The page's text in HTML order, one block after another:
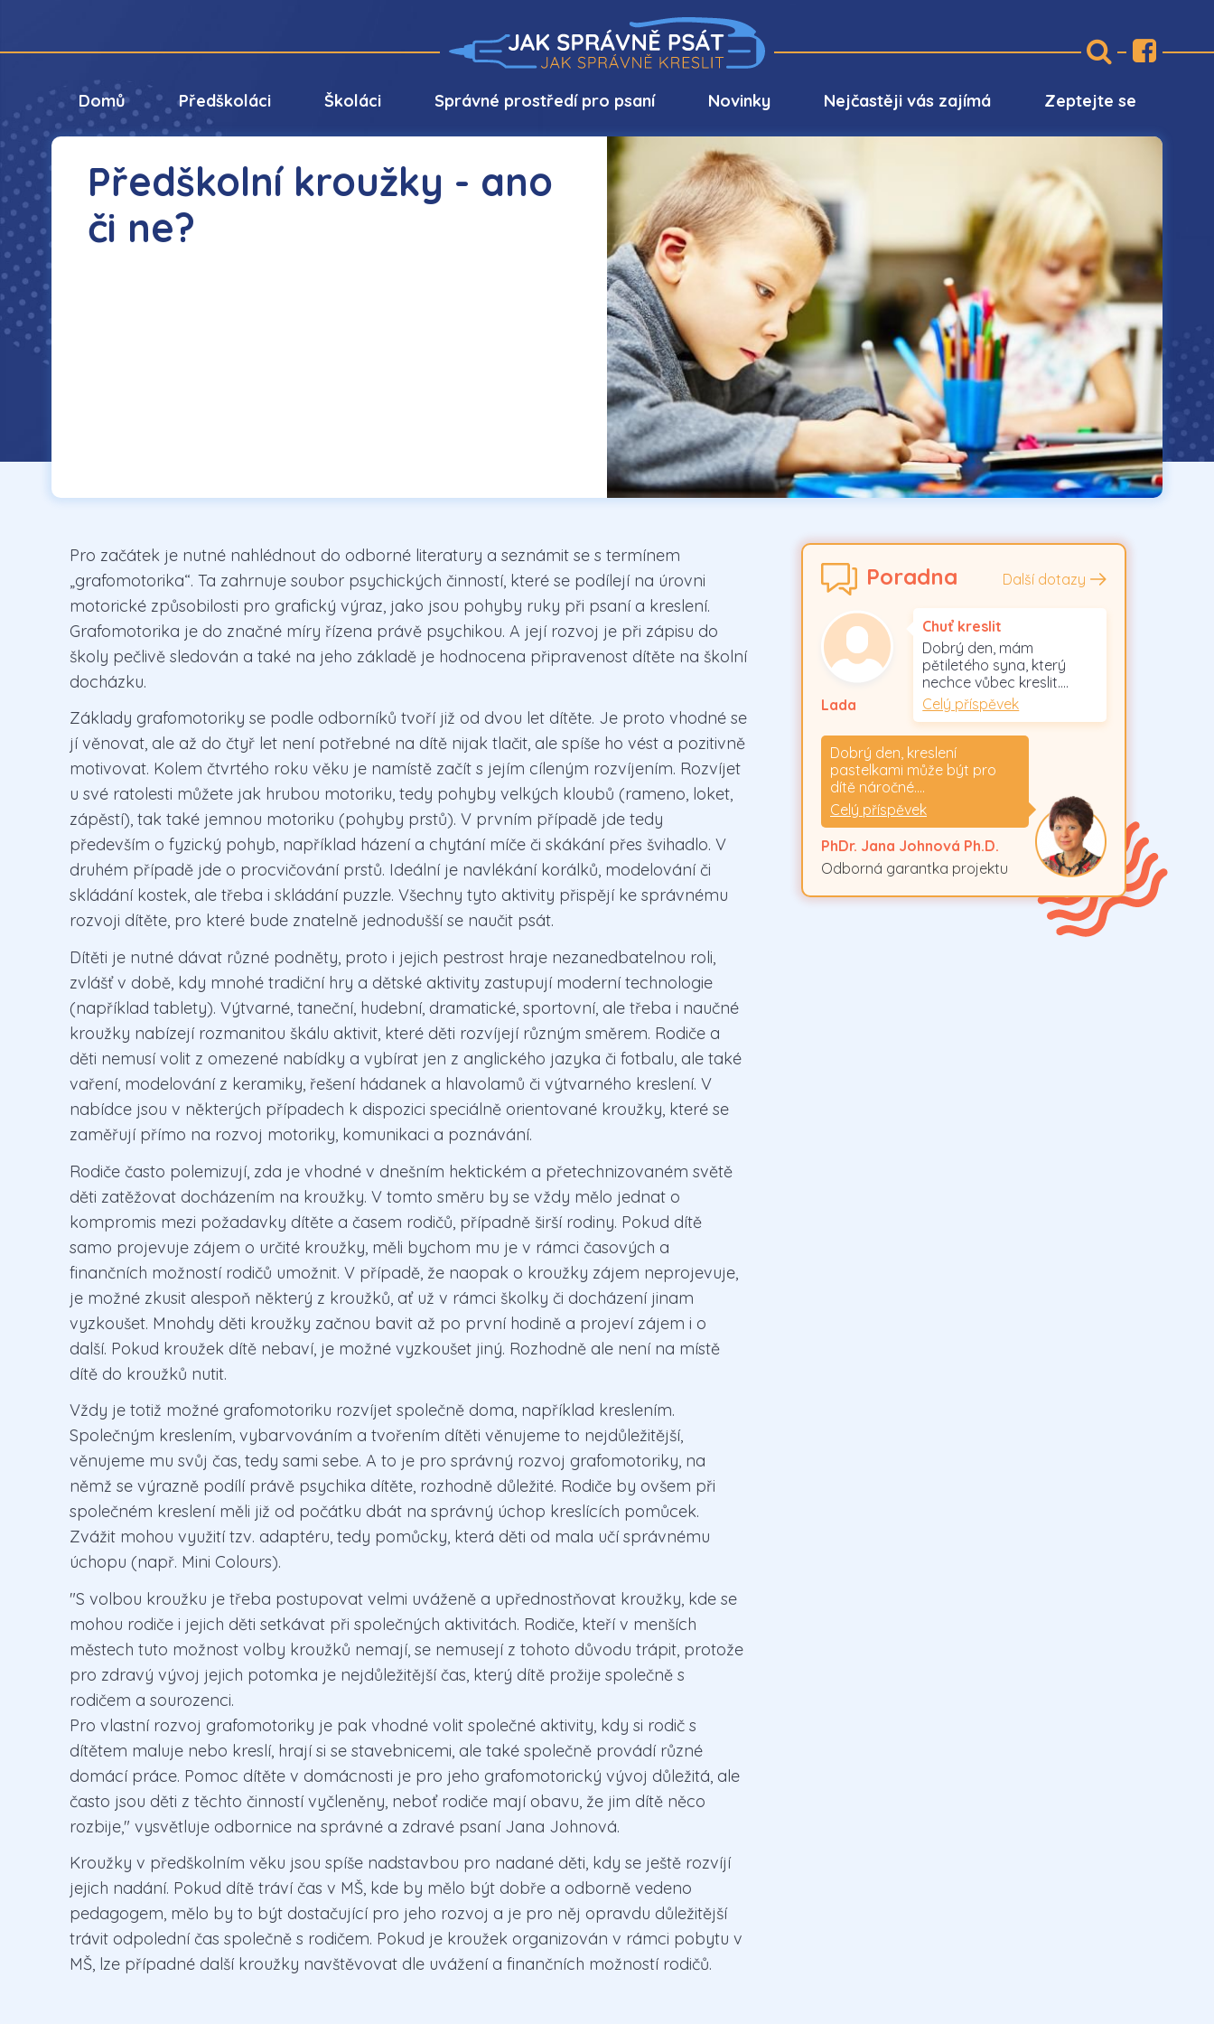
Domů Předškoláci Školáci Správné prostředí pro psaní Novinky Nejčastěji vás zajímá Zeptejte se
Předškolní kroužky - ano
či ne?
Pro začátek je nutné nahlédnout do odborné literatury a seznámit se s termínem
„grafomotorika“. Ta zahrnuje soubor psychických činností, které se podílejí na úrovni
motorické způsobilosti pro grafický výraz, jako jsou pohyby ruky při psaní a kreslení.
Grafomotorika je do značné míry řízena právě psychikou. A její rozvoj je při zápisu do
školy pečlivě sledován a také na jeho základě je hodnocena připravenost dítěte na školní
docházku.
Základy grafomotoriky se podle odborníků tvoří již od dvou let dítěte. Je proto vhodné se
jí věnovat, ale až do čtyř let není potřebné na dítě nijak tlačit, ale spíše ho vést a pozitivně
motivovat. Kolem čtvrtého roku věku je namístě začít s jejím cíleným rozvíjením. Rozvíjet
u své ratolesti můžete jak hrubou motoriku, tedy pohyby velkých kloubů (rameno, loket,
zápěstí), tak také jemnou motoriku (pohyby prstů). V prvním případě jde tedy
především o fyzický pohyb, například házení a chytání míče či skákání přes švihadlo. V
druhém případě jde o procvičování prstů. Ideální je navlékání korálků, modelování či
skládání kostek, ale třeba i skládání puzzle. Všechny tyto aktivity přispějí ke správnému
rozvoji dítěte, pro které bude znatelně jednodušší se naučit psát.
Dítěti je nutné dávat různé podněty, proto i jejich pestrost hraje nezanedbatelnou roli,
zvlášť v době, kdy mnohé tradiční hry a dětské aktivity zastupují moderní technologie
(například tablety). Výtvarné, taneční, hudební, dramatické, sportovní, ale třeba i naučné
kroužky nabízejí rozmanitou škálu aktivit, které děti rozvíjejí různým směrem. Rodiče a
děti nemusí volit z omezené nabídky a vybírat jen z anglického jazyka či fotbalu, ale také
vaření, modelování z keramiky, řešení hádanek a hlavolamů či výtvarného kreslení. V
nabídce jsou v některých případech k dispozici speciálně orientované kroužky, které se
zaměřují přímo na rozvoj motoriky, komunikaci a poznávání.
Rodiče často polemizují, zda je vhodné v dnešním hektickém a přetechnizovaném světě
děti zatěžovat docházením na kroužky. V tomto směru by se vždy mělo jednat o
kompromis mezi požadavky dítěte a časem rodičů, případně širší rodiny. Pokud dítě
samo projevuje zájem o určité kroužky, měli bychom mu je v rámci časových a
finančních možností rodičů umožnit. V případě, že naopak o kroužky zájem neprojevuje,
je možné zkusit alespoň některý z kroužků, ať už v rámci školky či docházení jinam
vyzkoušet. Mnohdy děti kroužky začnou bavit až po první hodině a projeví zájem i o
další. Pokud kroužek dítě nebaví, je možné vyzkoušet jiný. Rozhodně ale není na místě
dítě do kroužků nutit.
Vždy je totiž možné grafomotoriku rozvíjet společně doma, například kreslením.
Společným kreslením, vybarvováním a tvořením dítěti věnujeme to nejdůležitější,
věnujeme mu svůj čas, tedy sami sebe. A to je pro správný rozvoj grafomotoriky, na
němž se výrazně podílí právě psychika dítěte, rozhodně důležité. Rodiče by ovšem při
společném kreslení měli již od počátku dbát na správný úchop kreslících pomůcek.
Zvážit mohou využití tzv. adaptéru, tedy pomůcky, která děti od mala učí správnému
úchopu (např. Mini Colours).
"S volbou kroužku je třeba postupovat velmi uváženě a upřednostňovat kroužky, kde se
mohou rodiče i jejich děti setkávat při společných aktivitách. Rodiče, kteří v menších
městech tuto možnost volby kroužků nemají, se nemusejí z tohoto důvodu trápit, protože
pro zdravý vývoj jejich potomka je nejdůležitější čas, který dítě prožije společně s
rodičem a sourozenci.
Pro vlastní rozvoj grafomotoriky je pak vhodné volit společné aktivity, kdy si rodič s
dítětem maluje nebo kreslí, hrají si se stavebnicemi, ale také společně provádí různé
domácí práce. Pomoc dítěte v domácnosti je pro jeho grafomotorický vývoj důležitá, ale
často jsou děti z těchto činností vyčleněny, neboť rodiče mají obavu, že jim dítě něco
rozbije," vysvětluje odbornice na správné a zdravé psaní Jana Johnová.
Kroužky v předškolním věku jsou spíše nadstavbou pro nadané děti, kdy se ještě rozvíjí
jejich nadání. Pokud dítě tráví čas v MŠ, kde by mělo být dobře a odborně vedeno
pedagogem, mělo by to být dostačující pro jeho rozvoj a je pro něj opravdu důležitější
trávit odpolední čas společně s rodičem. Pokud je kroužek organizován v rámci pobytu v
MŠ, lze případné další kroužky navštěvovat dle uvážení a finančních možností rodičů.
Poradna Další dotazy
Lada
Chuť kreslit
Dobrý den, mám
pětiletého syna, který
nechce vůbec kreslit.…
Celý příspěvek
Dobrý den, kreslení
pastelkami může být pro
dítě náročné.…
Celý příspěvek
PhDr. Jana Johnová Ph.D.
Odborná garantka projektu